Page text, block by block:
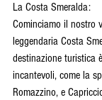
La Costa Smeralda:
Cominciamo il nostro
leggendaria Costa
destinazione turistica
incantevoli, come la
Romazzino, e